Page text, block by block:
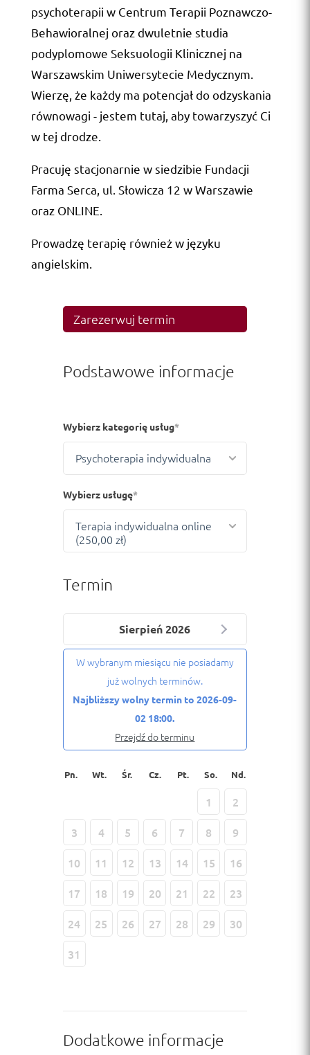
psychoterapii w Centrum Terapii Poznawczo-
Behawioralnej oraz dwuletnie studia
podyplomowe Seksuologii Klinicznej na
Warszawskim Uniwersytecie Medycznym.
Wierzę, że każdy ma potencjał do odzyskania
równowagi - jestem tutaj, aby towarzyszyć Ci
w tej drodze.
Pracuję stacjonarnie w siedzibie Fundacji
Farma Serca, ul. Słowicza 12 w Warszawie
oraz ONLINE.
Prowadzę terapię również w języku
angielskim.
Zarezerwuj termin
Podstawowe informacje
Wybierz kategorię usług
Psychoterapia indywidualna
Wybierz usługę
Terapia indywidualna online
(250,00 zł)
Termin
Sierpień 2026
W wybranym miesiącu nie posiadamy
już wolnych terminów.
Najbliższy wolny termin to 2026-09-
02 18:00.
Przejdź do terminu
Pn. Wt. Śr. Cz. Pt. So. Nd.
1
2
3
4 5 6 7 8
9
10
11 12 13 14 15
16
17
18 19 20 21 22
23
24
25 26 27 28 29
30
31
Dodatkowe informacje